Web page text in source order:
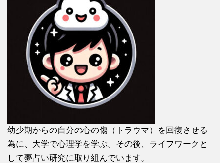
幼少期からの自分の心の傷（トラウマ）を回復させる
為に、大学で心理学を学ぶ。その後、ライフワークと
して夢占い研究に取り組んでいます。